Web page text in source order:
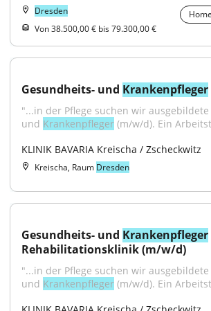
Dresden
Von 38.500,00 € bis 79.300,00 €
Gesundheits- und Krankenpfleger
"...in der Pflege suchen wir
und Krankenpfleger (m/w/d). Ein
KLINIK BAVARIA Kreischa / Zscheckwitz
Kreischa, Raum Dresden
Gesundheits- und Krankenpfleger
Rehabilitationsklinik (m/w/d)
"...in der Pflege suchen wir
und Krankenpfleger (m/w/d). Ein